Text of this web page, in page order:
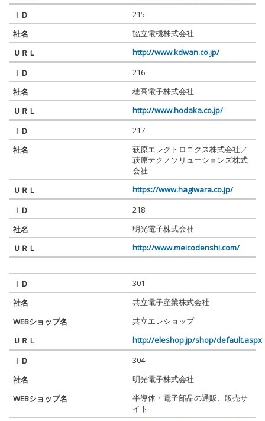
215
協立電機株式会社
http://www.kdwan.co.jp/
216
穂高電子株式会社
http://www.hodaka.co.jp/
217
萩原エレクトロニクス株式会社／
萩原テクノソリューションズ株式
会社
https://www.hagiwara.co.jp/
218
明光電子株式会社
http://www.meicodenshi.com/
301
共立電子産業株式会社
共立エレショップ
http://eleshop.jp/shop/default.aspx
304
明光電子株式会社
半導体・電子部品の通販、販売サ
イト